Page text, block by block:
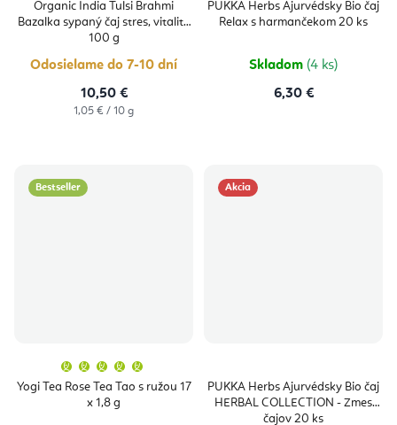
Organic India Tulsi Brahmi
Bazalka sypaný čaj stres, vitalita
100 g
je
5,0
hviezdičiek.
Odosielame do 7-10 dní
10,50 €
Jednotková
1,05 € / 10 g
PUKKA Herbs Ajurvédsky Bio čaj
Relax s harmančekom 20 ks
Skladom (4 ks)
6,30 €
Bestseller
Yogi Tea Rose Tea Tao s ružou 17
x 1,8 g
produktu
je
Akcia
PUKKA Herbs Ajurvédsky Bio čaj
HERBAL COLLECTION - Zmes
čajov 20 ks